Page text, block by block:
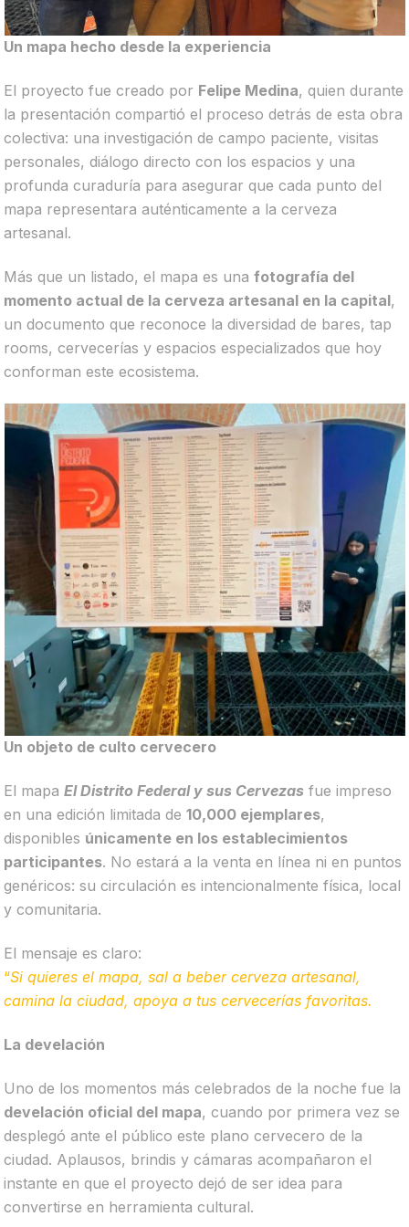
Un mapa hecho desde la experiencia
El proyecto fue creado por Felipe Medina, quien durante
la presentación compartió el proceso detrás de esta obra
colectiva: una investigación de campo paciente, visitas
personales, diálogo directo con los espacios y una
profunda curaduría para asegurar que cada punto del
mapa representara auténticamente a la cerveza
artesanal.
Más que un listado, el mapa es unafotografía del
momento actual de la cerveza artesanal en la capital,
un documento que reconoce la diversidad de bares, tap
rooms, cervecerías y espacios especializados que hoy
conforman este ecosistema.
Un objeto de culto cervecero
El mapaEl Distrito Federal y sus Cervezas fue impreso
en una edición limitada de10,000 ejemplares,
disponibles únicamente en los establecimientos
participantes. No estará a la venta en línea ni en puntos
genéricos: su circulación es intencionalmente física, local
y comunitaria.
El mensaje es claro:
“Si quieres el mapa, sal a beber cerveza artesanal,
camina la ciudad, apoya a tus cervecerías favoritas.
La develación
Uno de los momentos más celebrados de la noche fue la
develación oficial del mapa, cuando por primera vez se
desplegó ante el público este plano cervecero de la
ciudad. Aplausos, brindis y cámaras acompañaron el
instante en que el proyecto dejó de ser idea para
convertirse en herramienta cultural.